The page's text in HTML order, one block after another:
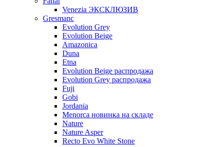
Venezia ЭКСКЛЮЗИВ
Gresmanc
Evolution Grey
Evolution Beige
Amazonica
Duna
Etna
Evolution Beige распродажа
Evolution Grey распродажа
Fuji
Gobi
Jordania
Menorca новинка на складе
Nature
Nature Asper
Recto Evo White Stone